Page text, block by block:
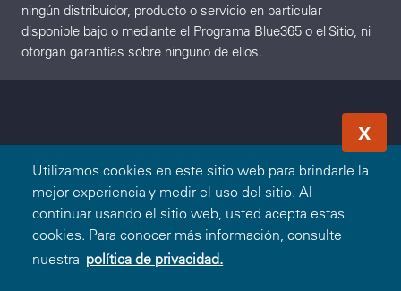
Utilizamos cookies en este sitio web para brindarle la
mejor experiencia y medir el uso del sitio. Al
continuar usando el sitio web, usted acepta estas
cookies. Para conocer más información, consulte
nuestra política de privacidad.
X
Canjear Oferta
Ingresar O
ningún distribuidor, producto o servicio en particular
disponible bajo o mediante el Programa Blue365 o el Sitio, ni
otorgan garantías sobre ninguno de ellos.